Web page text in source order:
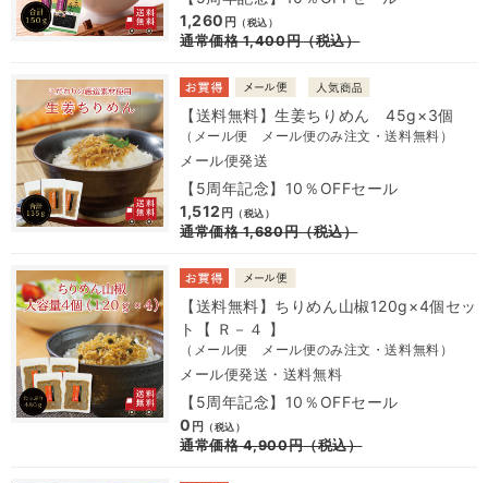
1,260 円 （税込）
通常価格1,400円（税込）
【送料無料】生姜ちりめん 45g×3個
（メール便 メール便のみ注文・送料無料）
メール便発送
【5周年記念】10％OFFセール
1,512 円 （税込）
通常価格1,680円（税込）
【送料無料】ちりめん山椒120g×4個セッ
ト【 Ｒ－４ 】
（メール便 メール便のみ注文・送料無料）
メール便発送・送料無料
【5周年記念】10％OFFセール
0 円 （税込）
通常価格4,900円（税込）